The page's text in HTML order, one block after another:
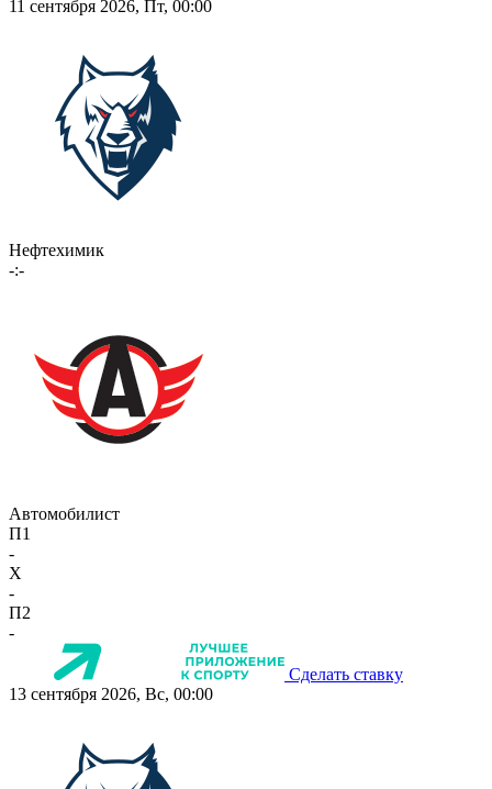
11 сентября 2026, Пт, 00:00
Нефтехимик
-:-
Автомобилист
П1
-
X
-
П2
-
Сделать ставку
13 сентября 2026, Вс, 00:00